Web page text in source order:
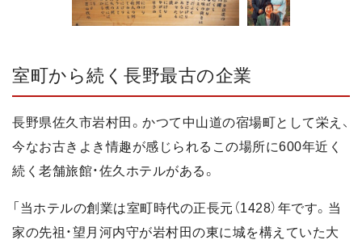
室町から続く長野最古の企業
長野県佐久市岩村田。かつて中山道の宿場町として栄え、
今なお古きよき情趣が感じられるこの場所に600年近く
続く老舗旅館・佐久ホテルがある。
「当ホテルの創業は室町時代の正長元（1428）年です。当
家の先祖・望月河内守が岩村田の東に城を構えていた大